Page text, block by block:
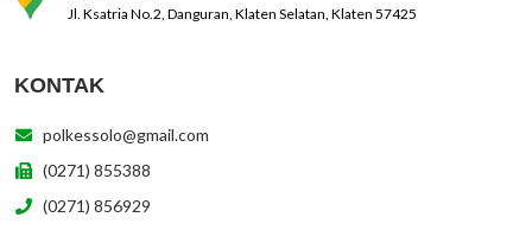
Jl. Ksatria No.2, Danguran, Klaten Selatan, Klaten 57425
KONTAK
polkessolo@gmail.com
(0271) 855388
(0271) 856929